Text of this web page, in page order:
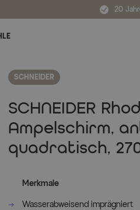
20
SCHNEIDER
SCHNEIDER
Ampelschirm,
quadratisch,
Merkmale
Wasserabweisend imprägniert